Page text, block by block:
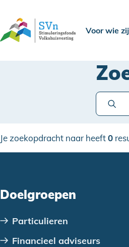
Voor wie
Je zoekopdracht naar heeft0
Doelgroepen
Particulieren
Financieel adviseurs